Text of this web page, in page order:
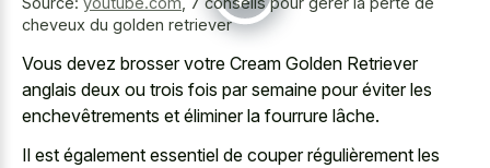
cheveux du golden retriever
Vous devez brosser votre Cream Golden Retriever
anglais deux ou trois fois par semaine pour éviter les
enchevêtrements et éliminer la fourrure lâche.
Il est également essentiel de couper régulièrement les